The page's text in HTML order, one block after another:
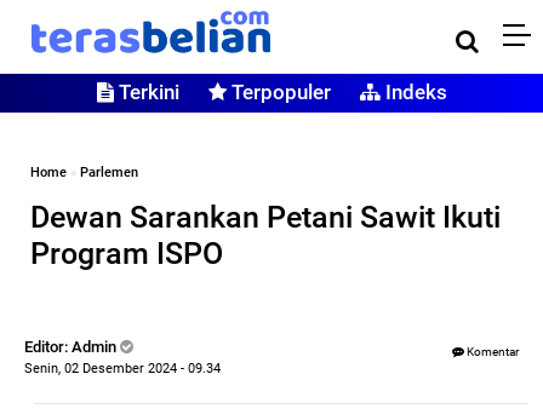
Terkini Terpopuler Indeks
Home » Parlemen
Dewan Sarankan Petani Sawit Ikuti
Program ISPO
Editor: Admin
Senin, 02 Desember 2024 - 09.34
Komentar